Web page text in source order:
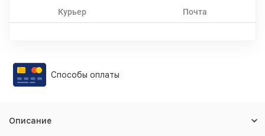
Курьер Почта
Способы оплаты
Описание